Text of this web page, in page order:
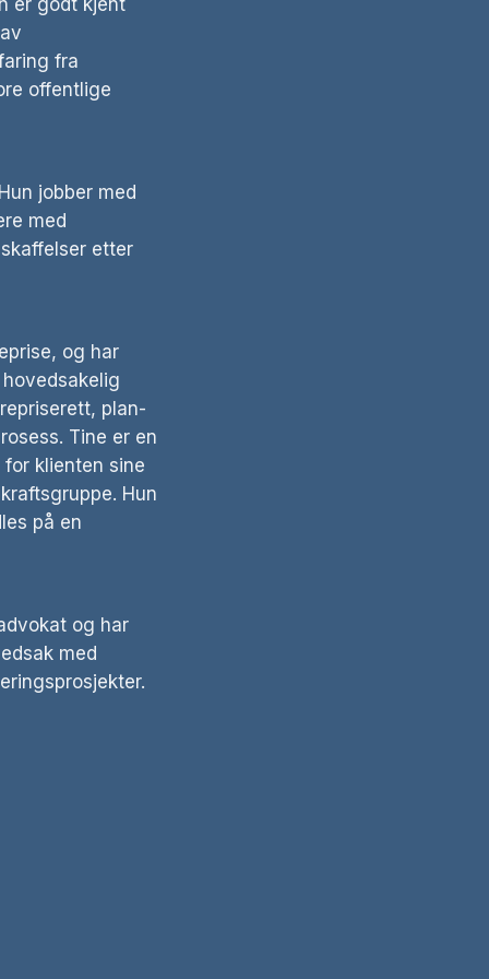
er godt kjent
fra
offentlige
jobber med
med
etter
og har
plan-
Tine er en
klienten sine
Hun
på en
og har
med